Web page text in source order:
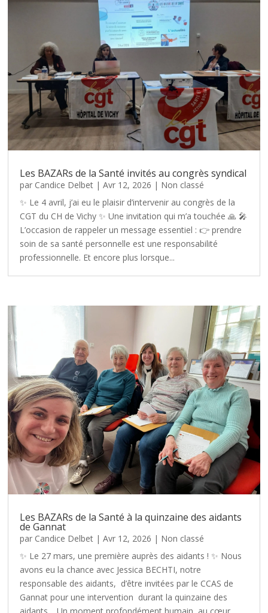
Les BAZARs de la Santé invités au congrès syndical
par Candice Delbet |Avr 12, 2026 | Non classé
✨ Le 4 avril, j’ai eu le plaisir d’intervenir au congrès de la
CGT du CH de Vichy ✨ Une invitation qui m’a touchée 🙏 🎤
L’occasion de rappeler un message essentiel : 👉 prendre
soin de sa santé personnelle est une responsabilité
professionnelle. Et encore plus lorsque...
Les BAZARs de la Santé à la quinzaine des aidants
de Gannat
par Candice Delbet |Avr 12, 2026 | Non classé
✨ Le 27 mars, une première auprès des aidants ! ✨ Nous
avons eu la chance avec Jessica BECHTI, notre
responsable des aidants, d’être invitées par le CCAS de
Gannat pour une intervention durant la quinzaine des